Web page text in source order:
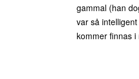
gammal (han
var så
kommer finnas